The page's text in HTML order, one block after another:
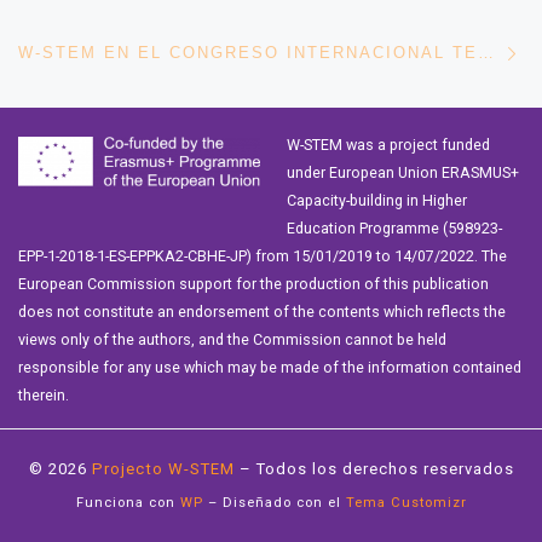
W-STEM EN EL CONGRESO INTERNACIONAL TEEM 2019
W-STEM was a project funded
under European Union ERASMUS+
Capacity-building in Higher
Education Programme (598923-
EPP-1-2018-1-ES-EPPKA2-CBHE-JP) from 15/01/2019 to 14/07/2022. The
European Commission support for the production of this publication
does not constitute an endorsement of the contents which reflects the
views only of the authors, and the Commission cannot be held
responsible for any use which may be made of the information contained
therein.
© 2026 Projecto W-STEM – Todos los derechos reservados
Funciona con WP – Diseñado con el Tema Customizr